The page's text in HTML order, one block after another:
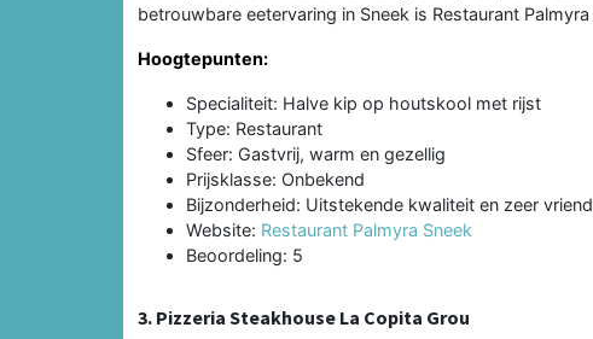
betrouwbare eetervaring in Sneek is Restaurant
Hoogtepunten:
Specialiteit: Halve kip op houtskool met rijst
Type: Restaurant
Sfeer: Gastvrij, warm en gezellig
Prijsklasse: Onbekend
Bijzonderheid: Uitstekende kwaliteit en zeer
Website: Restaurant Palmyra Sneek
Beoordeling: 5
3. Pizzeria Steakhouse La Copita Grou